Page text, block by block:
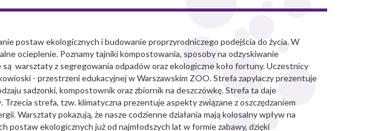
postaw ekologicznych i budowanie proprzyrodniczego podejścia do życia. W
ocieplenie. Poznamy tajniki kompostowania, sposoby na odzyskiwanie
są warsztaty z segregowania odpadów oraz ekologiczne koło fortuny. Uczestnicy
- przestrzeni edukacyjnej w Warszawskim ZOO. Strefa zapylaczy prezentuje
sadzonki, kompostownik oraz zbiornik na deszczówkę. Strefa ta daje
strefa, tzw. klimatyczna prezentuje aspekty związane z oszczędzaniem
Warsztaty pokazują, że nasze codzienne działania mają kolosalny wpływ na
postaw ekologicznych już od najmłodszych lat w formie zabawy, dzięki